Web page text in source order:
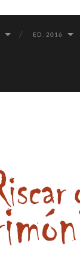
ED. 2016